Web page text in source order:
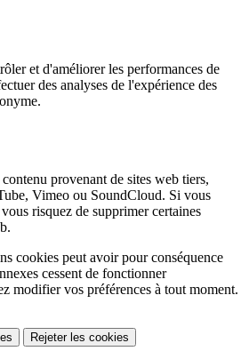
et d'améliorer les performances de
des analyses de l'expérience des
provenant de sites web tiers,
Vimeo ou SoundCloud. Si vous
risquez de supprimer certaines
cookies peut avoir pour conséquence
cessent de fonctionner
modifier vos préférences à tout moment.
Rejeter les cookies